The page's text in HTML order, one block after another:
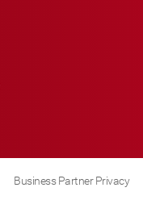
Business Partner Privacy